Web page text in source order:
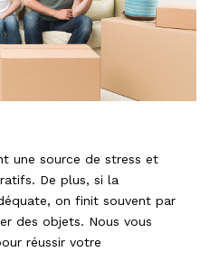
une source de stress et
De plus, si la
on finit souvent par
des objets. Nous vous
réussir votre